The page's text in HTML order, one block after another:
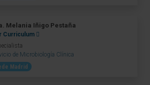
Melania Iñigo Pestaña
Curriculum
de Microbiología Clínica
Madrid